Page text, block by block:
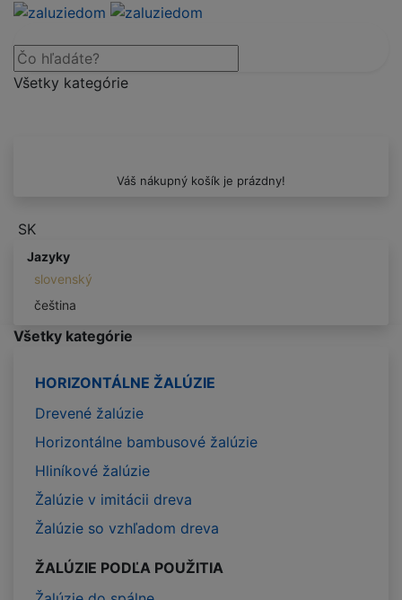
Všetky kategórie
Váš nákupný košík je prázdny!
SK
Jazyky
slovenský
čeština
Všetky kategórie
HORIZONTÁLNE ŽALÚZIE
Drevené žalúzie
Horizontálne bambusové žalúzie
Hliníkové žalúzie
Žalúzie v imitácii dreva
Žalúzie so vzhľadom dreva
ŽALÚZIE PODĽA POUŽITIA